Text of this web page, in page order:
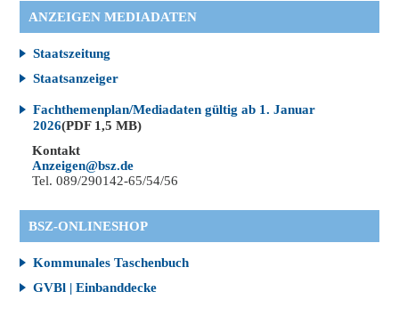
ANZEIGEN MEDIADATEN
Staatszeitung
Staatsanzeiger
Fachthemenplan/Mediadaten gültig ab 1. Januar
2026(PDF 1,5 MB)
Kontakt
Anzeigen@bsz.de
Tel. 089/290142-65/54/56
BSZ-ONLINESHOP
Kommunales Taschenbuch
GVBl | Einbanddecke